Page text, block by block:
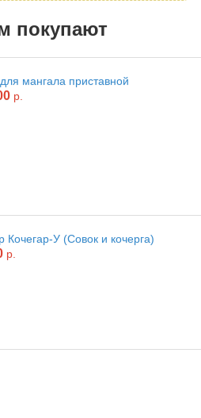
покупают
мангала приставной
р.
Кочегар-У (Совок и кочерга)
р.